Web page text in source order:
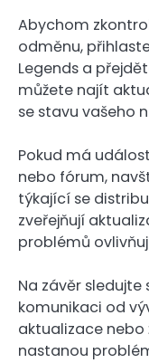
Abychom
odměnu,
Legends a
můžete najít
se stavu vašeho
Pokud má
nebo fórum,
týkající se
zveřejňují
problémů
Na závěr
komunikaci od
aktualizace
nastanou